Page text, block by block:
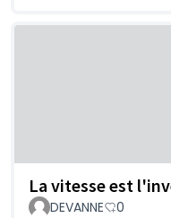
La vitesse est
DEVANNE 0